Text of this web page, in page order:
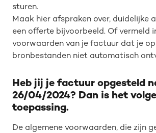
sturen.
Maak hier afspraken over, duidelijke
een offerte bijvoorbeeld. Of vermeld
voorwaarden van je factuur dat je
bronbestanden niet automatisch
Heb jij je factuur opgesteld
26/04/2024? Dan is het
toepassing.
De algemene voorwaarden, die zijn